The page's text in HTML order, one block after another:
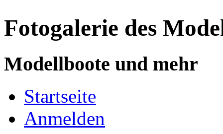
Fotogalerie des
Modellboote und mehr
Startseite
Anmelden